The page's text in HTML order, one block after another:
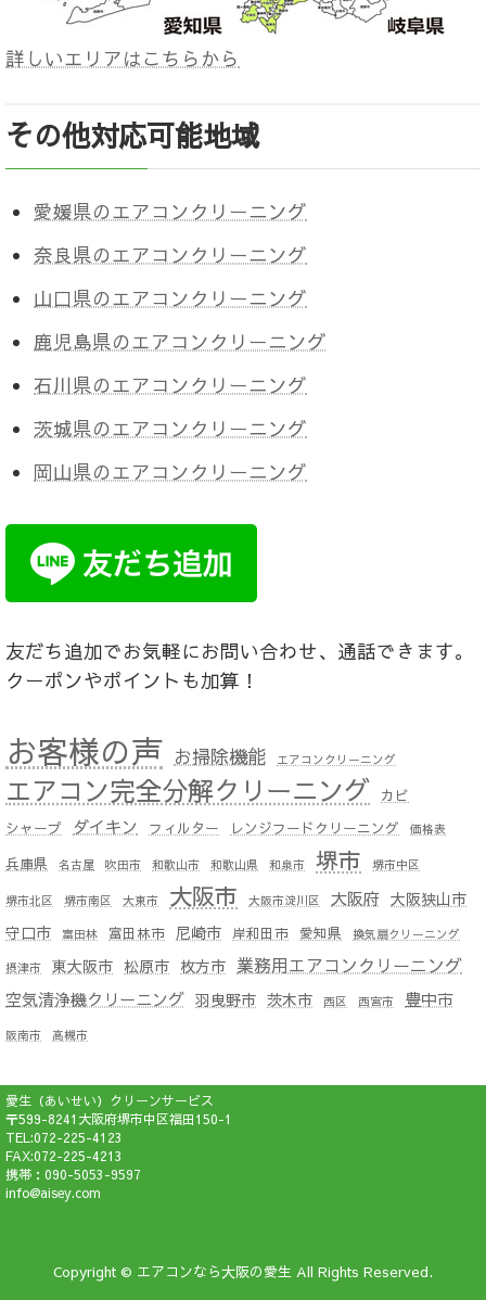
詳しいエリアはこちらから
その他対応可能地域
愛媛県のエアコンクリーニング
奈良県のエアコンクリーニング
山口県のエアコンクリーニング
鹿児島県のエアコンクリーニング
石川県のエアコンクリーニング
茨城県のエアコンクリーニング
岡山県のエアコンクリーニング
友だち追加でお気軽にお問い合わせ、通話できます。
クーポンやポイントも加算！
お客様の声 お掃除機能 エアコンクリーニング
エアコン完全分解クリーニング
カビ
シャープ
ダイキン フィルター レンジフードクリーニング 価格表
兵庫県 名古屋 吹田市 和歌山市 和歌山県 和泉市 堺市 堺市中区
堺市北区 堺市南区 大東市 大阪市 大阪市淀川区 大阪府 大阪狭山市
守口市
富田林 富田林市 尼崎市 岸和田市 愛知県 換気扇クリーニング
摂津市 東大阪市 松原市 枚方市 業務用エアコンクリーニング
空気清浄機クリーニング 羽曳野市 茨木市 西区 西宮市 豊中市
阪南市 高槻市
愛生（あいせい）クリーンサービス
〒599-8241大阪府堺市中区福田150-1
TEL:072-225-4123
FAX:072-225-4213
携帯：090-5053-9597
info@aisey.com
Copyright © エアコンなら大阪の愛生 All Rights Reserved.